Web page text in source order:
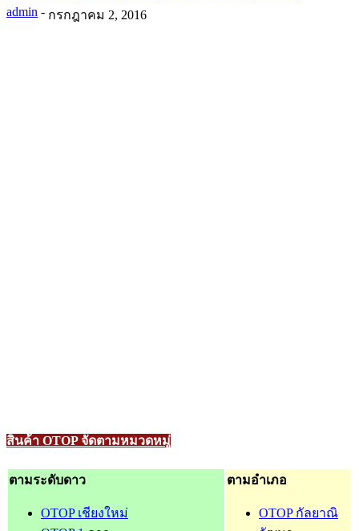
admin - กรกฎาคม 2, 2016
สินค้า OTOP จัดตามหมวดหมู่
ตามระดับดาว
OTOP เชียงใหม่
ตามอำเภอ
OTOP กัลยาณิ